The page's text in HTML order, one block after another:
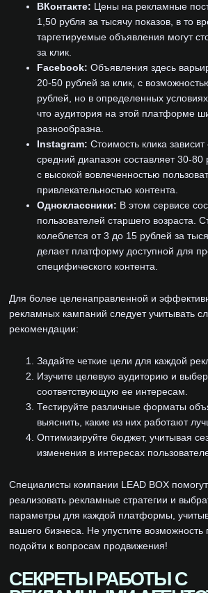
ВКонтакте: Цены на рекламные
1,50 рубля за тысячу показов, в то
таргетируемые объявления могут
за клик.
Facebook: Объявления здесь
20-50 рублей за клик, с
рублей, но в определенных
что аудитория на этой платформе
разнообразна.
Instagram: Стоимость клика
средний диапазон составляет 30-80
с высокой вовлеченностью
привлекательностью контента.
Одноклассники: В этом сервисе
пользователей старшего возраста.
колеблется от 3 до 15 рублей за
делает платформу доступной для
специфического контента.
Для более целенаправленной и
рекламных кампаний следует учитывать
рекомендации:
Задайте четкие цели для каждой
Изучите целевую аудиторию и
соответствующую ее интересам.
Тестируйте различные форматы
выяснить, какие из них работают
Оптимизируйте бюджет, учитывая
изменения в интересах
Специалисты компании LEAD BOX
реализовать рекламные стратегии и
параметры для каждой платформы,
вашего бизнеса. Не упустите
подойти к вопросам продвижения!
СЕКРЕТЫ РАБОТЫ С